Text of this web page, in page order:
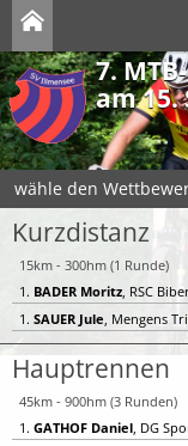
7.
am 15.
wähle den
Kurzdistanz
15km - 300hm (1 Runde)
1. BADER Moritz, RSC
1. SAUER Jule, Mengens
Hauptrennen
45km - 900hm (3 Runden)
1. GATHOF Daniel, DG